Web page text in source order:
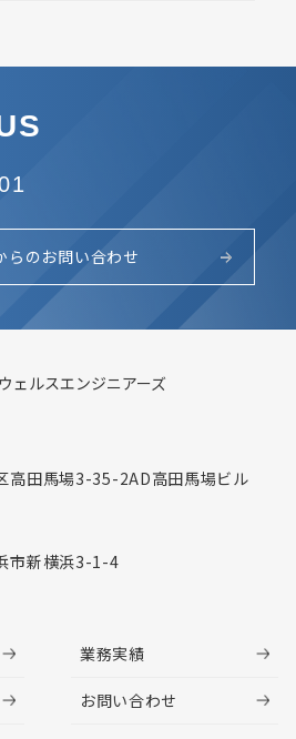
らのお問い合わせ
ェルスエンジニアーズ
高田馬場3-35-2AD高田馬場ビル
市新横浜3-1-4
業務実績
お問い合わせ